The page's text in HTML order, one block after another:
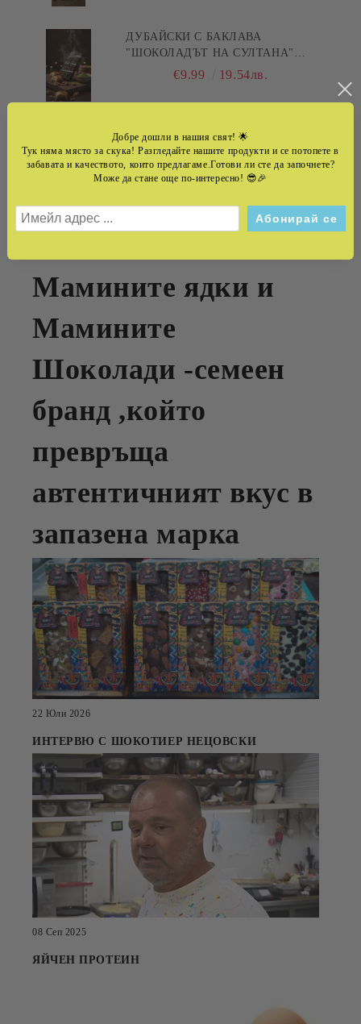
ДУБАЙСКИ С БАКЛАВА
"ШОКОЛАДЪТ НА СУЛТАНА"
€9.99 19.54лв.
ДУБАЙСКИ ANGEL HAIR
АНГЕЛСКА КОСА 200ГР
€9.99 19.54лв.
Мамините ядки и
Мамините
Шоколади -семеен
бранд ,който
превръща
автентичният вкус в
запазена марка
22 Юли 2026
ИНТЕРВЮ С ШОКОТИЕР НЕЦОВСКИ
08 Сеп 2025
ЯЙЧЕН ПРОТЕИН
Добре дошли в нашия свят! 🌟
Тук няма място за скука! Разгледайте нашите продукти и се потопете в
забавата и качеството, които предлагаме.Готови ли сте да започнете?
Може да стане още по-интересно! 😎🎉